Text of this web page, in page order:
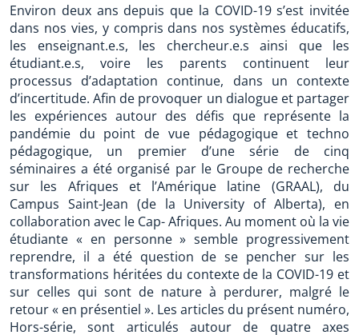
Environ deux ans depuis que la COVID-19 s’est invitée
dans nos vies, y compris dans nos systèmes éducatifs,
les enseignant.e.s, les chercheur.e.s ainsi que les
étudiant.e.s, voire les parents continuent leur
processus d’adaptation continue, dans un contexte
d’incertitude. Afin de provoquer un dialogue et partager
les expériences autour des défis que représente la
pandémie du point de vue pédagogique et techno
pédagogique, un premier d’une série de cinq
séminaires a été organisé par le Groupe de recherche
sur les Afriques et l’Amérique latine (GRAAL), du
Campus Saint-Jean (de la University of Alberta), en
collaboration avec le Cap- Afriques. Au moment où la vie
étudiante « en personne » semble progressivement
reprendre, il a été question de se pencher sur les
transformations héritées du contexte de la COVID-19 et
sur celles qui sont de nature à perdurer, malgré le
retour « en présentiel ». Les articles du présent numéro,
Hors-série, sont articulés autour de quatre axes